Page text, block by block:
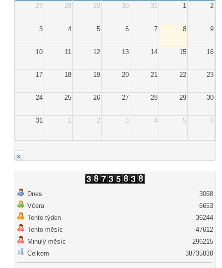
27
28 29 30 31 1 2
3 4 5 6 7 8 9
10 11 12 13 14 15 16
17 18 19 20 21 22 23
24 25 26 27 28 29 30
31 1 2 3 4 5 6
×
Dnes
Včera
Tento týden
Tento měsíc
Minulý měsíc
Celkem
3068
6653
36244
47612
296215
38735838